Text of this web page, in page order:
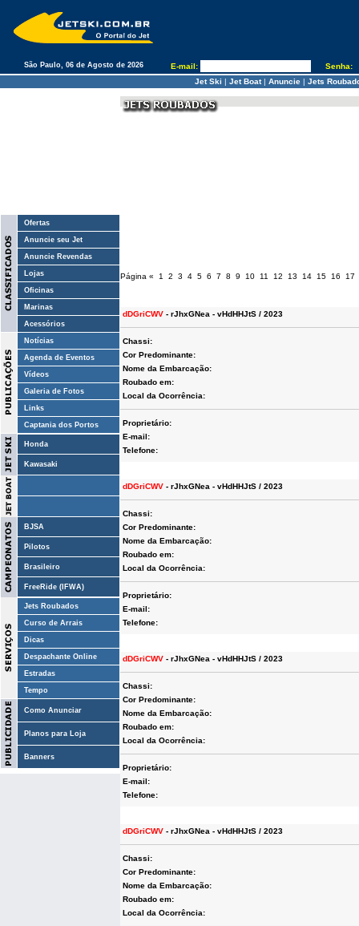
São Paulo, 06 de Agosto de 2026 E-mail:
Senha:
Jet Ski | Jet Boat| Anuncie| Jets
Ofertas
Anuncie seu Jet
Anuncie Revendas
Lojas
Oficinas
Marinas
Acessórios
Notícias
Agenda de Eventos
Vídeos
Galeria de Fotos
Links
Captania dos Portos
Honda
Kawasaki
BJSA
Pilotos
Brasileiro
FreeRide (IFWA)
Jets Roubados
Curso de Arrais
Dicas
Despachante Online
Estradas
Tempo
Como Anunciar
Planos para Loja
Banners
Página « 1 2 3 4 5 6 7 8 9 10 11 12 13 14 15 16 17
dDGriCWV - rJhxGNea - vHdHHJtS / 2023
Chassi:
Cor Predominante:
Nome da Embarcação:
Roubado em:
Local da Ocorrência:
Proprietário:
E-mail:
Telefone:
dDGriCWV - rJhxGNea - vHdHHJtS / 2023
Chassi:
Cor Predominante:
Nome da Embarcação:
Roubado em:
Local da Ocorrência:
Proprietário:
E-mail:
Telefone:
dDGriCWV - rJhxGNea - vHdHHJtS / 2023
Chassi:
Cor Predominante:
Nome da Embarcação:
Roubado em:
Local da Ocorrência:
Proprietário:
E-mail:
Telefone:
dDGriCWV - rJhxGNea - vHdHHJtS / 2023
Chassi:
Cor Predominante:
Nome da Embarcação:
Roubado em:
Local da Ocorrência: